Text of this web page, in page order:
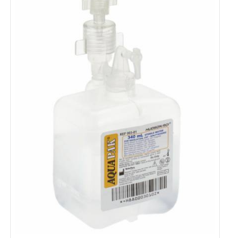
Umidificatorul pentru terapia cu oxigen este un dispozitiv care
permite o crestere a umiditatii relative in oxigenul furnizat catre
contine un difuzor cu microperforatii pentru o barbotare cu
40 LEI
detalii